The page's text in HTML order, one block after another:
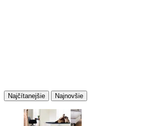
Najčítanejšie Najnovšie